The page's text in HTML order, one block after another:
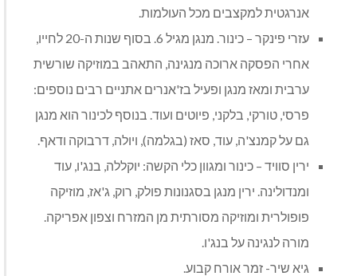
אנרגטית למקצבים מכל העולמות.
עזרי פינקר – כינור. מנגן מגיל 6. בסוף שנות ה-20 לחייו,
אחרי הפסקה ארוכה מנגינה, התאהב במוזיקה שורשית
ערבית ומאז מנגן ופעיל בז'אנרים אתניים רבים נוספים:
פרסי, טורקי, בלקני, פיוטים ועוד. בנוסף לכינור הוא מנגן
גם על קמנצ'ה, עוד, סאז (בגלמה), ויולה, דרבוקה ודאף.
ירין סוויד – כינור ומגוון כלי הקשה: יוקללה, בנג'ו, עוד
ומנדולינה. ירין מנגן בסגנונות פולק, רוק, ג'אז, מוזיקה
פופולרית ומוזיקה מסורתית מן המזרח וצפון אפריקה.
מורה לנגינה על בנג'ו.
גיא שיר- זמר אורח קבוע.